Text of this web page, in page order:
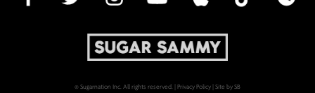
© Sugarnation Inc. All rights reserved. |Privacy Policy|Site by SB